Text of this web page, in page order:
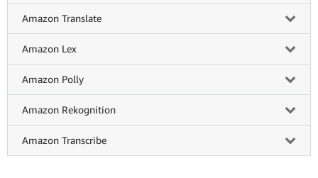
Amazon Translate
Amazon Lex
Amazon Polly
Amazon Rekognition
Amazon Transcribe